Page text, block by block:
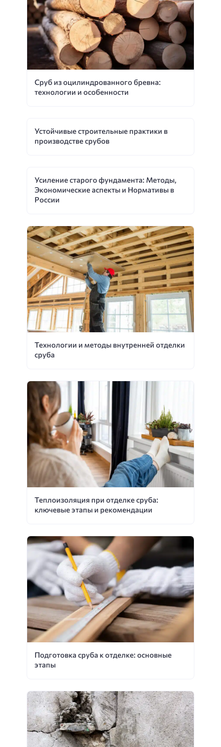
Сруб из оцилиндрованного бревна:
технологии и особенности
Устойчивые строительные практики в
производстве срубов
Усиление старого фундамента: Методы,
Экономические аспекты и Нормативы в
России
Технологии и методы внутренней отделки
сруба
Теплоизоляция при отделке сруба:
ключевые этапы и рекомендации
Подготовка сруба к отделке: основные
этапы